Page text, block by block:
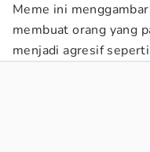
Meme ini
membuat orang yang
menjadi agresif